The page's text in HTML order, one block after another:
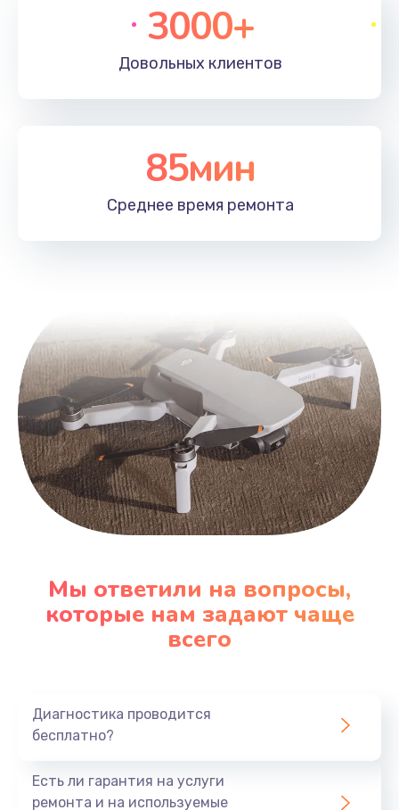
3000+
Довольных клиентов
85мин
Среднее время ремонта
Мы ответили на вопросы,
которые нам задают чаще
всего
Диагностика проводится
бесплатно?
Есть ли гарантия на услуги
ремонта и на используемые